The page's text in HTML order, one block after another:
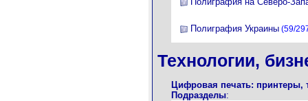
Полиграфия Украины (59/
Технологии,
Цифровая печать: принтеры,
Подразделы: